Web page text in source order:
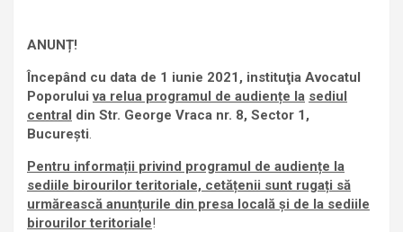
ANUNȚ!
Începând cu data de 1 iunie 2021, instituţia Avocatul
Poporuluiva relua programul de audiențe la sediul
central din Str. George Vraca nr. 8, Sector 1,
București.
Pentru informații privind programul de audiențe la
sediile birourilor teritoriale, cetățenii sunt rugați să
urmărească anunțurile din presa locală și de la sediile
birourilor teritoriale!